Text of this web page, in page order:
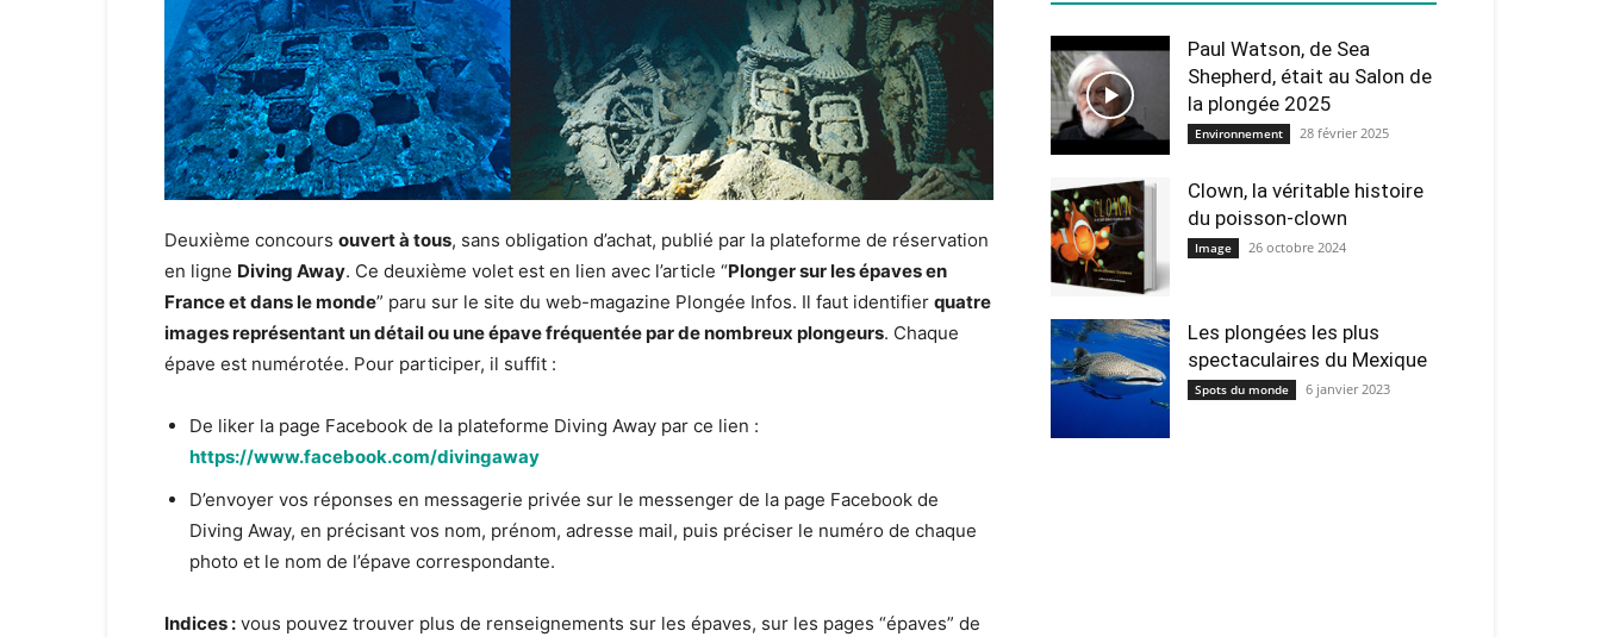
Deuxième concours ouvert à tous, sans obligation d’achat, publié par la plateforme de réservation
en ligne Diving Away. Ce deuxième volet est en lien avec l’article “Plonger sur les épaves en
France et dans le monde” paru sur le site du web-magazine Plongée Infos. Il faut identifier quatre
images représentant un détail ou une épave fréquentée par de nombreux plongeurs. Chaque
épave est numérotée. Pour participer, il suffit :
De liker la page Facebook de la plateforme Diving Away par ce lien :
https://www.facebook.com/divingaway
D’envoyer vos réponses en messagerie privée sur le messenger de la page Facebook de
Diving Away, en précisant vos nom, prénom, adresse mail, puis préciser le numéro de chaque
photo et le nom de l’épave correspondante.
Indices : vous pouvez trouver plus de renseignements sur les épaves, sur les pages “épaves” de
Paul Watson, de Sea
Shepherd, était au Salon de
la plongée 2025
Environnement 28 février 2025
Clown, la véritable histoire
du poisson-clown
Image 26 octobre 2024
Les plongées les plus
spectaculaires du Mexique
Spots du monde 6 janvier 2023